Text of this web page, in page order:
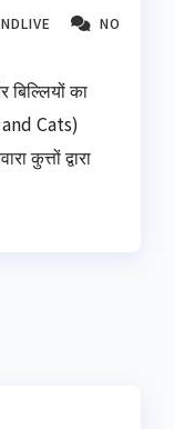
NO
का
Cats)
कुत्तों द्वारा